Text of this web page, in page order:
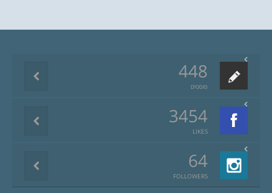
448
פוסטים
3454
LIKES
64
FOLLOWERS